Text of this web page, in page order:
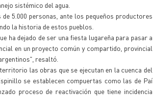
sistémico del agua.
5.000 personas, ante los pequeños productores
la historia de estos pueblos.
ha dejado de ser una fiesta lugareña para pasar a
en un proyecto común y compartido, provincial
resaltó.
las obras que se ejecutan en la cuenca del
se establecen compuertas como las de Paí
proceso de reactivación que tiene incidencia